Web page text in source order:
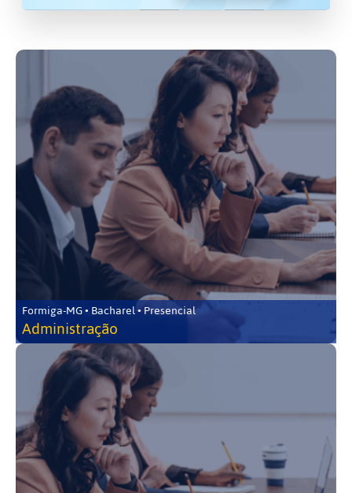
Formiga-MG • Bacharel • Presencial
Administração